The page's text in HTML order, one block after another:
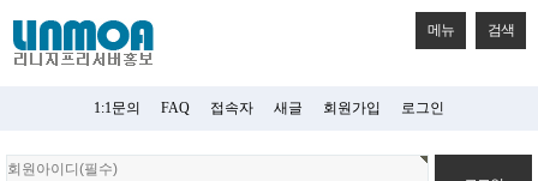
메뉴 검색
1:1문의 FAQ 접속자 새글 회원가입 로그인
회